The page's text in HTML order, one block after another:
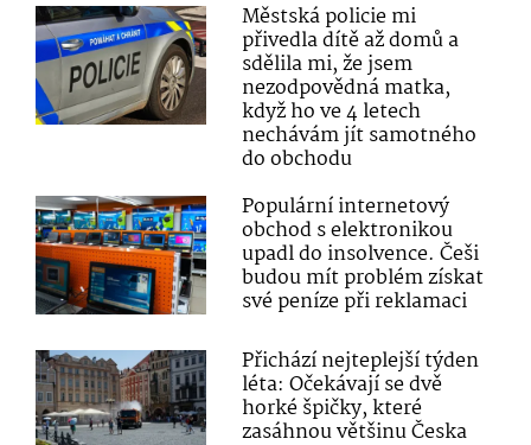
Městská policie mi
přivedla dítě až domů a
sdělila mi, že jsem
nezodpovědná matka,
když ho ve 4 letech
nechávám jít samotného
do obchodu
Populární internetový
obchod s elektronikou
upadl do insolvence. Češi
budou mít problém získat
své peníze při reklamaci
Přichází nejteplejší týden
léta: Očekávají se dvě
horké špičky, které
zasáhnou většinu Česka